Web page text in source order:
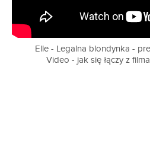
Elle - Legalna blondynka -
Video - jak się łączy z